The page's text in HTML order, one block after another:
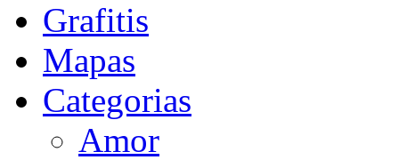
Grafitis
Mapas
Categorias
Amor